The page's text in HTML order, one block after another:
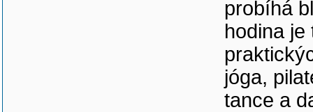
probíhá
hodina je
jóga,
tance a